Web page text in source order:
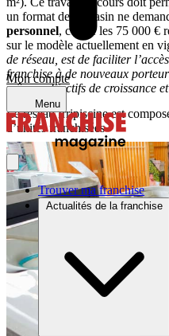
Mon compte
Menu
Trouver ma franchise
Actualités de la franchise
un format de magasin ne
personnel, contre les 75 000 €
sur le modèle actuellement en
de réseau, est de faciliter
franchise à de nouveaux
mêmes objectifs de croissance
Le réseau Irripiscine est
d’unités franchisées